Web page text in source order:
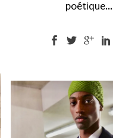
poétique...